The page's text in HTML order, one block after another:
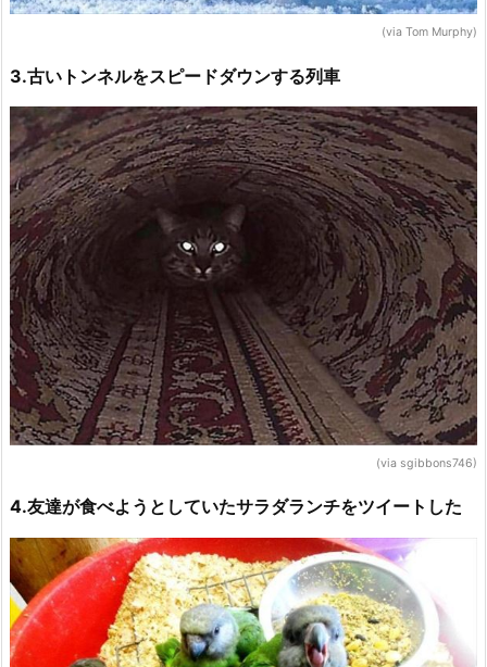
(via Tom Murphy)
3.古いトンネルをスピードダウンする列車
(via sgibbons746)
4.友達が食べようとしていたサラダランチをツイートした